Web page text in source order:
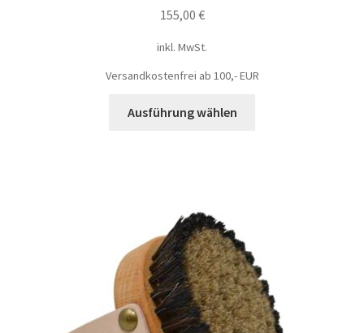
155,00 €
inkl. MwSt.
Versandkostenfrei ab 100,- EUR
Ausführung wählen